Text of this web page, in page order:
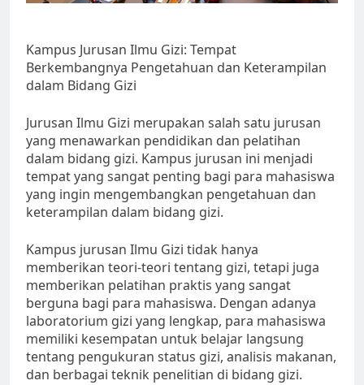
Kampus Jurusan Ilmu Gizi: Tempat
Berkembangnya Pengetahuan dan Keterampilan
dalam Bidang Gizi
Jurusan Ilmu Gizi merupakan salah satu jurusan
yang menawarkan pendidikan dan pelatihan
dalam bidang gizi. Kampus jurusan ini menjadi
tempat yang sangat penting bagi para mahasiswa
yang ingin mengembangkan pengetahuan dan
keterampilan dalam bidang gizi.
Kampus jurusan Ilmu Gizi tidak hanya
memberikan teori-teori tentang gizi, tetapi juga
memberikan pelatihan praktis yang sangat
berguna bagi para mahasiswa. Dengan adanya
laboratorium gizi yang lengkap, para mahasiswa
memiliki kesempatan untuk belajar langsung
tentang pengukuran status gizi, analisis makanan,
dan berbagai teknik penelitian di bidang gizi.